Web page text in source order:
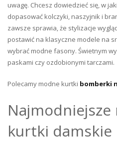
uwagę. Chcesz dowiedzieć się, w
dopasować kolczyki, naszyjnik i
zawsze sprawia, że stylizacje
postawić na klasyczne modele na
wybrać modne fasony. Świetnym
paskami czy ozdobionymi tarczami.
Polecamy modne kurtki bomberki
kurtki damskie